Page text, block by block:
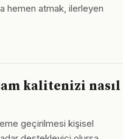
hemen atmak, ilerleyen
kalitenizi nasıl
geçirilmesi kişisel